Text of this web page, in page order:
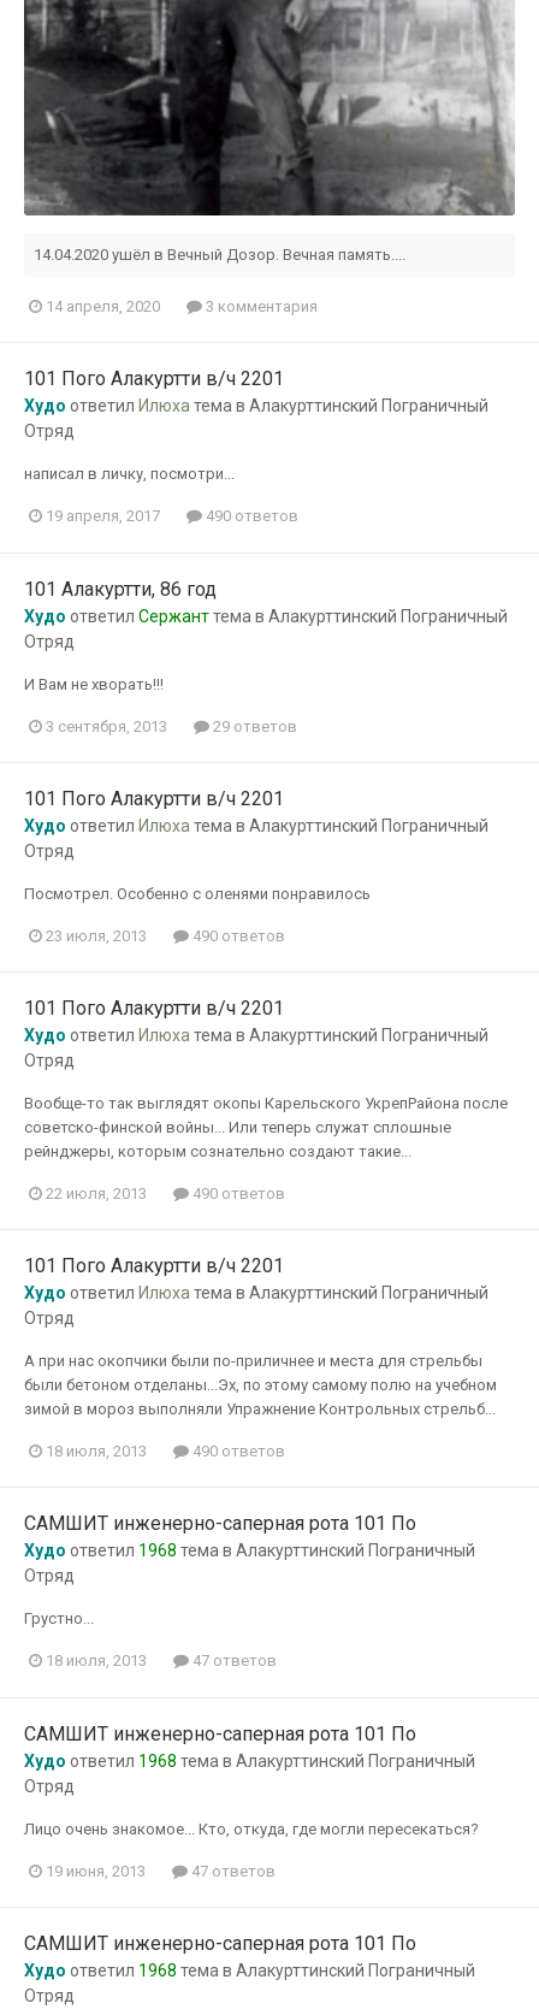
14.04.2020 ушёл в Вечный Дозор. Вечная память....
14 апреля, 2020 3 комментария
101 Пого Алакуртти в/ч 2201
Худо ответил Илюхатема в Алакурттинский Пограничный
Отряд
написал в личку, посмотри...
19 апреля, 2017 490 ответов
101 Алакуртти, 86 год
Худо ответил Сержанттема в Алакурттинский Пограничный
Отряд
И Вам не хворать!!!
3 сентября, 2013 29 ответов
101 Пого Алакуртти в/ч 2201
Худо ответил Илюха тема в Алакурттинский Пограничный
Отряд
Посмотрел. Особенно с оленями понравилось
23 июля, 2013 490 ответов
101 Пого Алакуртти в/ч 2201
Худо ответил Илюха тема в Алакурттинский Пограничный
Отряд
Вообще-то так выглядят окопы Карельского УкрепРайона после
советско-финской войны... Или теперь служат сплошные
рейнджеры, которым сознательно создают такие...
22 июля, 2013 490 ответов
101 Пого Алакуртти в/ч 2201
Худо ответил Илюха тема в Алакурттинский Пограничный
Отряд
А при нас окопчики были по-приличнее и места для стрельбы
были бетоном отделаны...Эх, по этому самому полю на учебном
зимой в мороз выполняли Упражнение Контрольных стрельб...
18 июля, 2013 490 ответов
САМШИТ инженерно-саперная рота 101 По
Худо ответил 1968 тема в Алакурттинский Пограничный
Отряд
Грустно...
18 июля, 2013 47 ответов
САМШИТ инженерно-саперная рота 101 По
Худо ответил 1968 тема в Алакурттинский Пограничный
Отряд
Лицо очень знакомое... Кто, откуда, где могли пересекаться?
19 июня, 2013 47 ответов
САМШИТ инженерно-саперная рота 101 По
Худо ответил 1968 тема в Алакурттинский Пограничный
Отряд